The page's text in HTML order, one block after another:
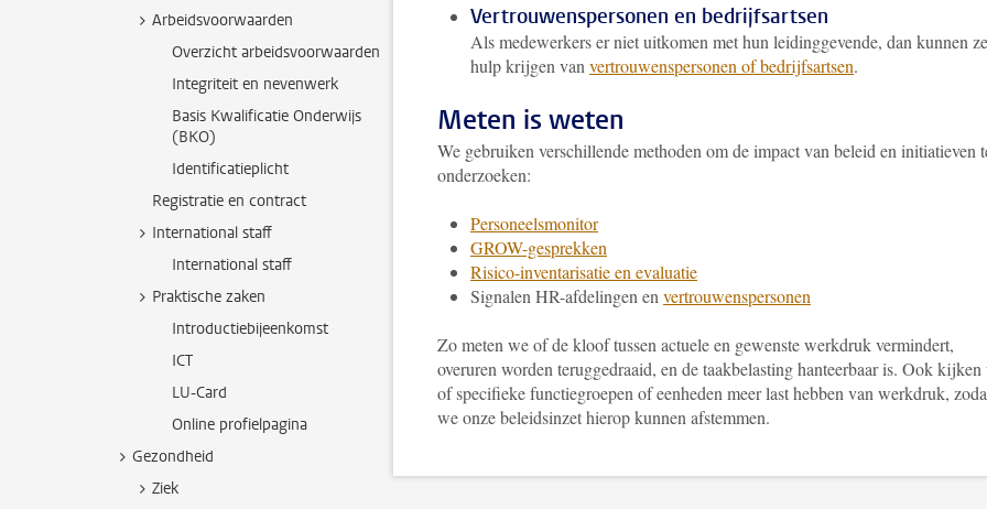
Arbeidsvoorwaarden
Overzicht arbeidsvoorwaarden
Integriteit en nevenwerk
Basis Kwalificatie Onderwijs
(BKO)
Identificatieplicht
Registratie en contract
International staff
International staff
Praktische zaken
Introductiebijeenkomst
ICT
LU-Card
Online profielpagina
Gezondheid
Ziek
Vertrouwenspersonen en bedrijfsartsen
Als medewerkers er niet uitkomen met hun leidinggevende, dan kunnen ze
hulp krijgen van vertrouwenspersonen of bedrijfsartsen.
Meten is weten
We gebruiken verschillende methoden om de impact van beleid en initiatieven
onderzoeken:
Personeelsmonitor
GROW-gesprekken
Risico-inventarisatie en evaluatie
Signalen HR-afdelingen en vertrouwenspersonen
Zo meten we of de kloof tussen actuele en gewenste werkdruk vermindert,
overuren worden teruggedraaid, en de taakbelasting hanteerbaar is. Ook kijken
of specifieke functiegroepen of eenheden meer last hebben van werkdruk,
we onze beleidsinzet hierop kunnen afstemmen.